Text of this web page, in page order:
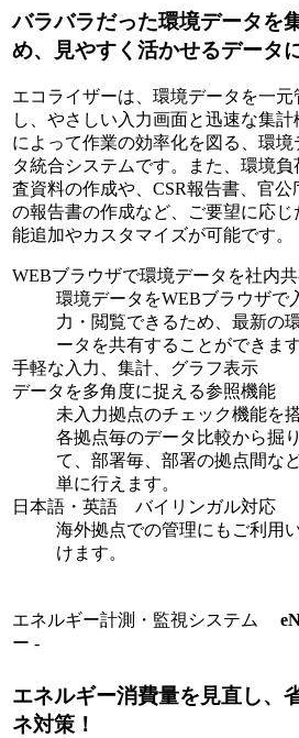
バラバラだった環境データを
め、見やすく活かせるデータ
エコライザーは、環境データを一元
し、やさしい入力画面と迅速な集計
によって作業の効率化を図る、環境
タ統合システムです。また、環境負
査資料の作成や、CSR報告書、官公
の報告書の作成など、ご要望に応じ
能追加やカスタマイズが可能です。
WEBブラウザで環境データを社内
環境データをWEBブラウザで
力・閲覧できるため、最新の
ータを共有することができます
手軽な入力、集計、グラフ表示
データを多角度に捉える参照機能
未入力拠点のチェック機能を搭
各拠点毎のデータ比較から掘
て、部署毎、部署の拠点間な
単に行えます。
日本語・英語 バイリンガル対応
海外拠点での管理にもご利用
けます。
エネルギー計測・監視システム
ー -
エネルギー消費量を見直し、
ネ対策！